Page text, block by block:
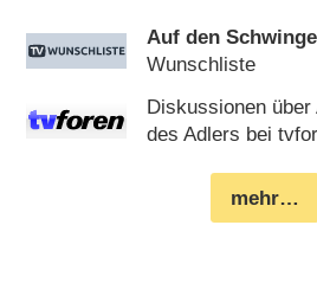
Auf den
Wunschliste
Diskussionen
des Adlers bei
mehr…